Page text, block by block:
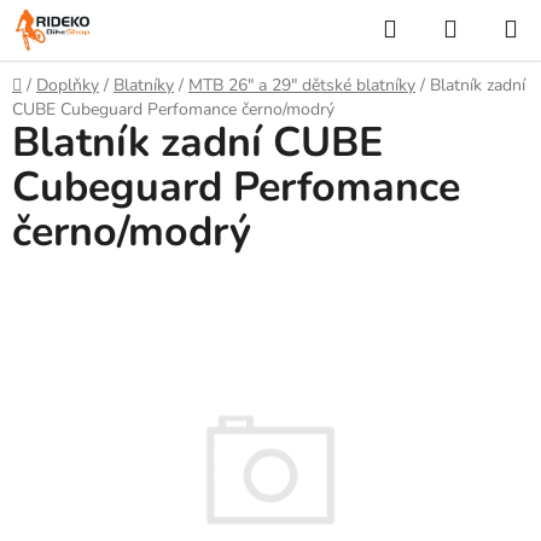
Přejít
na
obsah
Hledat
KOŠÍK
Domů
/ Doplňky / Blatníky / MTB 26" a 29" dětské blatníky / Blatník zadní
CUBE Cubeguard Perfomance černo/modrý
Blatník zadní CUBE
Cubeguard Perfomance
černo/modrý